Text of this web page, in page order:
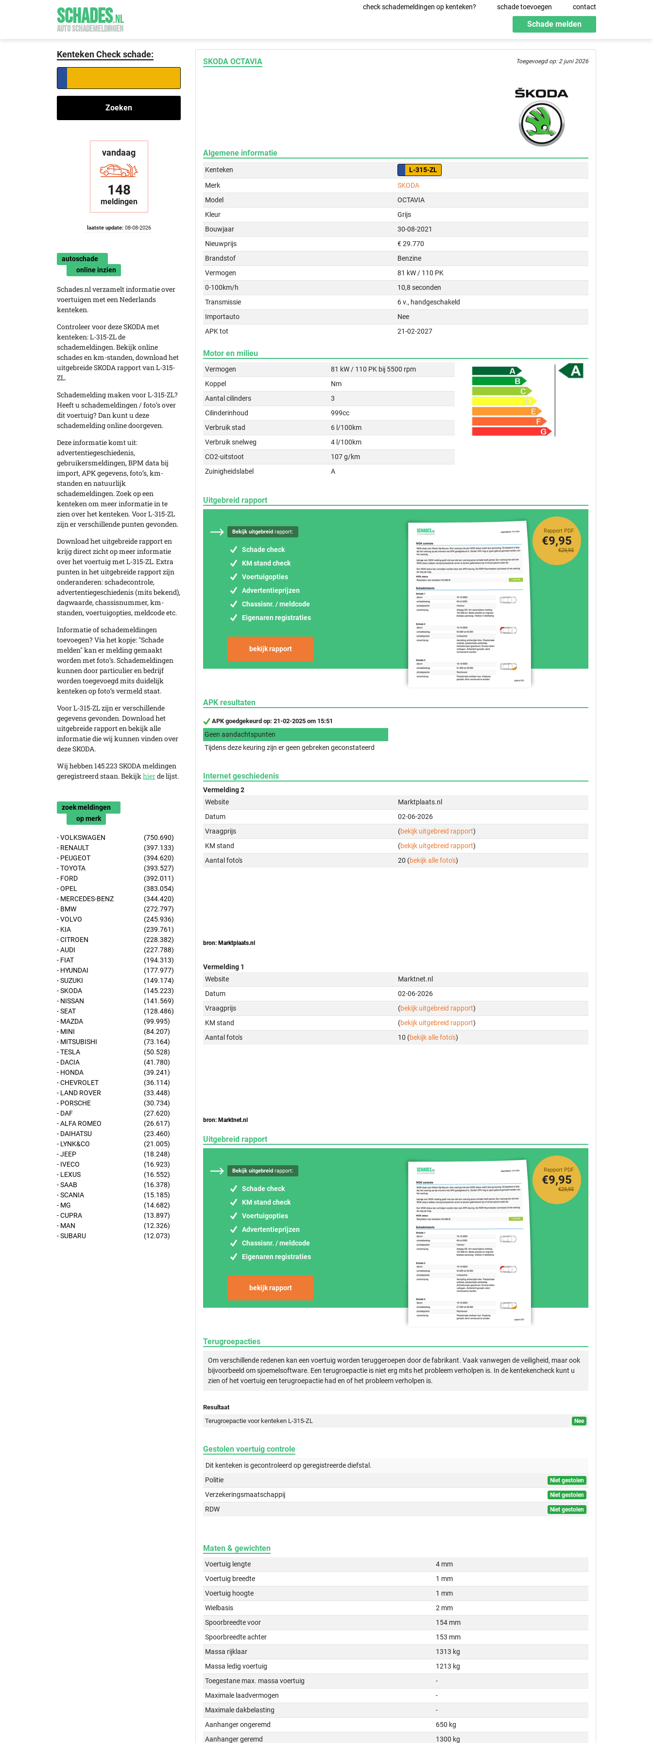
SCHADES.NL
AUTO SCHADEMELDINGEN
check schademeldingen op kenteken? schade toevoegen contact
Schade melden
Kenteken Check schade:
Zoeken
vandaag
148
meldingen
laatste update:08-08-2026
autoschade
online inzien
Schades.nl verzamelt informatie over
voertuigen met een Nederlands
kenteken.
Controleer voor deze SKODA met
kenteken: L-315-ZL de
schademeldingen. Bekijk online
schades en km-standen, download het
uitgebreide SKODA rapport van L-315-
ZL.
Schademelding maken voor L-315-ZL?
Heeft u schademeldingen / foto’s over
dit voertuig? Dan kunt u deze
schademelding online doorgeven.
Deze informatie komt uit:
advertentiegeschiedenis,
gebruikersmeldingen, BPM data bij
import, APK gegevens, foto’s, km-
standen en natuurlijk
schademeldingen. Zoek op een
kenteken om meer informatie in te
zien over het kenteken. Voor L-315-ZL
zijn er verschillende punten gevonden.
Download het uitgebreide rapport en
krijg direct zicht op meer informatie
over het voertuig met L-315-ZL. Extra
punten in het uitgebreide rapport zijn
onderanderen: schadecontrole,
advertentiegeschiedenis (mits bekend),
dagwaarde, chassisnummer, km-
standen, voertuigopties, meldcode etc.
Informatie of schademeldingen
toevoegen? Via het kopje: "Schade
melden" kan er melding gemaakt
worden met foto’s. Schademeldingen
kunnen door particulier en bedrijf
worden toegevoegd mits duidelijk
kenteken op foto’s vermeld staat.
Voor L-315-ZL zijn er verschillende
gegevens gevonden. Download het
uitgebreide rapport en bekijk alle
informatie die wij kunnen vinden over
deze SKODA.
Wij hebben 145.223 SKODA meldingen
geregistreerd staan. Bekijkhierde lijst.
zoek meldingen
op merk
- VOLKSWAGEN
(750.690)
- RENAULT
(397.133)
- PEUGEOT
(394.620)
- TOYOTA
(393.527)
- FORD
(392.011)
- OPEL
(383.054)
- MERCEDES-BENZ
(344.420)
- BMW
(272.797)
- VOLVO
(245.936)
- KIA
(239.761)
- CITROEN
(228.382)
- AUDI
(227.788)
- FIAT
(194.313)
- HYUNDAI
(177.977)
- SUZUKI
(149.174)
- SKODA
(145.223)
- NISSAN
(141.569)
- SEAT
(128.486)
- MAZDA
(99.995)
- MINI
(84.207)
- MITSUBISHI
(73.164)
- TESLA
(50.528)
- DACIA
(41.780)
- HONDA
(39.241)
- CHEVROLET
(36.114)
- LAND ROVER
(33.448)
- PORSCHE
(30.734)
- DAF
(27.620)
- ALFA ROMEO
(26.617)
- DAIHATSU
(23.460)
- LYNK&CO
(21.005)
- JEEP
(18.248)
- IVECO
(16.923)
- LEXUS
(16.552)
- SAAB
(16.378)
- SCANIA
(15.185)
- MG
(14.682)
- CUPRA
(13.897)
- MAN
(12.326)
- SUBARU
(12.073)
SKODA OCTAVIA Toegevoegd op: 2 juni 2026
Algemene informatie
Kenteken
L-315-ZL
Merk
SKODA
Model
OCTAVIA
Kleur
Grijs
Bouwjaar
30-08-2021
Nieuwprijs
€ 29.770
Brandstof
Benzine
Vermogen
81 kW / 110 PK
0-100km/h
10,8 seconden
Transmissie
6 v., handgeschakeld
Importauto
Nee
APK tot
21-02-2027
Motor en milieu
Vermogen
81 kW / 110 PK bij 5500 rpm
Koppel
Nm
Aantal cilinders
3
Cilinderinhoud
999cc
Verbruik stad
6 l/100km
Verbruik snelweg
4 l/100km
CO2-uitstoot
107 g/km
Zuinigheidslabel
A
Uitgebreid rapport
Bekijk uitgebreid rapport:
Schade check
KM stand check
Voertuigopties
Advertentieprijzen
Chassisnr. / meldcode
Eigenaren registraties
bekijk rapport
Rapport PDF
€29,95
€9,95
APK resultaten
APK goedgekeurd op: 21-02-2025 om 15:51
Geen aandachtspunten
Tijdens deze keuring zijn er geen gebreken geconstateerd
Internet geschiedenis
Vermelding 2
Website
Marktplaats.nl
Datum
02-06-2026
Vraagprijs
(bekijk uitgebreid rapport)
KM stand
(bekijk uitgebreid rapport)
Aantal foto's
20 (bekijk alle foto's)
bron: Marktplaats.nl
Vermelding 1
Website
Marktnet.nl
Datum
02-06-2026
Vraagprijs
(bekijk uitgebreid rapport)
KM stand
(bekijk uitgebreid rapport)
Aantal foto's
10 (bekijk alle foto's)
bron: Marktnet.nl
Uitgebreid rapport
Bekijk uitgebreid rapport:
Schade check
KM stand check
Voertuigopties
Advertentieprijzen
Chassisnr. / meldcode
Eigenaren registraties
bekijk rapport
Rapport PDF
€29,95
€9,95
Terugroepacties
Om verschillende redenen kan een voertuig worden teruggeroepen door de fabrikant. Vaak vanwegen de veiligheid, maar ook
bijvoorbeeld om sjoemelsoftware. Een terugroepactie is niet erg mits het probleem verholpen is. In de kentekencheck kunt u
zien of het voertuig een terugroepactie had en of het probleem verholpen is.
Resultaat
Terugroepactie voor kenteken L-315-ZL
Nee
Gestolen voertuig controle
Dit kenteken is gecontroleerd opgeregistreerdediefstal.
Politie
Niet gestolen
Verzekeringsmaatschappij Niet gestolen
RDW Niet gestolen
Maten & gewichten
Voertuig lengte
4 mm
Voertuig breedte
1 mm
Voertuig hoogte
1 mm
Wielbasis
2 mm
Spoorbreedte voor
154 mm
Spoorbreedte achter
153 mm
Massa rijklaar
1313 kg
Massa ledig voertuig
1213 kg
Toegestane max. massa voertuig
-
Maximale laadvermogen
-
Maximale dakbelasting
-
Aanhanger ongeremd
650 kg
Aanhanger geremd
1300 kg